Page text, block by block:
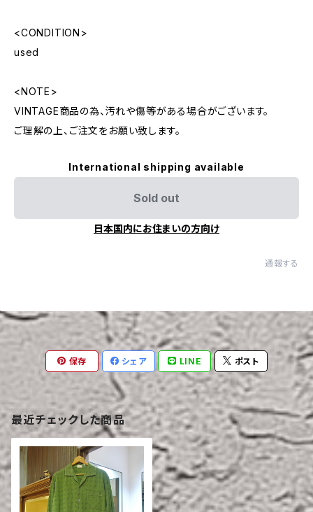
<CONDITION>
used
<NOTE>
VINTAGE商品の為、汚れや傷等がある場合がございます。
ご理解の上、ご注文をお願い致します。
International shipping available
Sold out
日本国内にお住まいの方向け
通報する
保存 シェア LINE ポスト
最近チェックした商品